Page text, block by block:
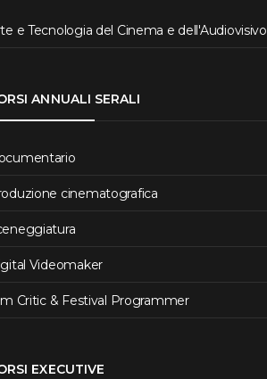
e Tecnologia del Cinema e dell'Audiovisivo
ANNUALI SERALI
cinematografica
Videomaker
Critic & Festival Programmer
EXECUTIVE